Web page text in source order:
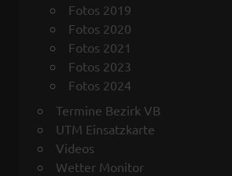
Fotos 2019
Fotos 2020
Fotos 2021
Fotos 2023
Fotos 2024
Termine Bezirk VB
UTM Einsatzkarte
Videos
Wetter Monitor